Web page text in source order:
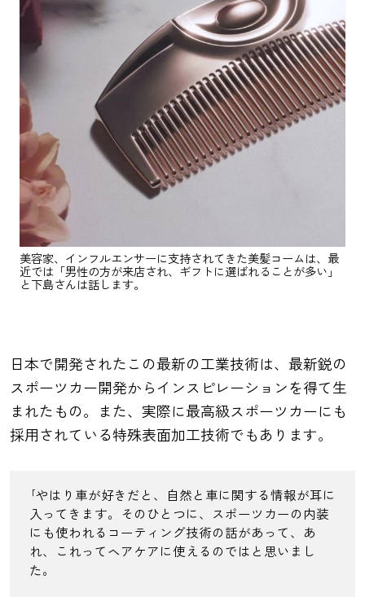
美容家、インフルエンサーに支持されてきた美髪コームは、最
近では「男性の方が来店され、ギフトに選ばれることが多い」
と下島さんは話します。
日本で開発されたこの最新の工業技術は、最新鋭の
スポーツカー開発からインスピレーションを得て生
まれたもの。また、実際に最高級スポーツカーにも
採用されている特殊表面加工技術でもあります。
｢やはり車が好きだと、自然と車に関する情報が耳に
入ってきます。そのひとつに、スポーツカーの内装
にも使われるコーティング技術の話があって、あ
れ、これってヘアケアに使えるのではと思いまし
た。